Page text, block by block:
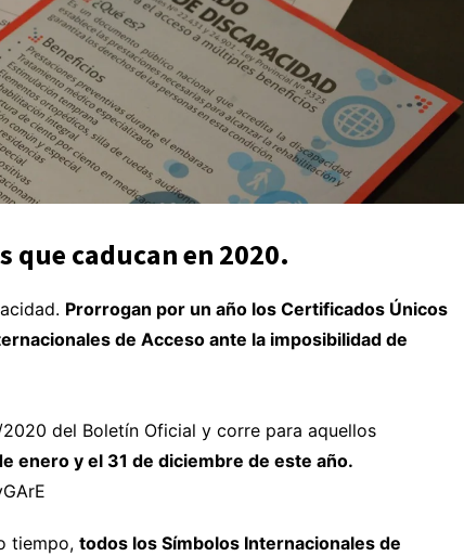
que caducan en 2020.
Prorrogan por un año los Certificados Únicos
de Acceso ante la imposibilidad de
del Boletín Oficial y corre para aquellos
enero y el 31 de diciembre de este año.
tiempo, todos los Símbolos Internacionales de